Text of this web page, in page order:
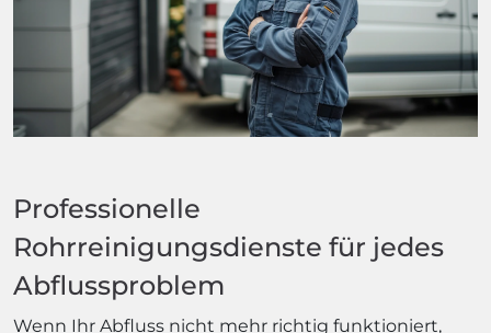
Professionelle
Rohrreinigungsdienste für jedes
Abflussproblem
Wenn Ihr Abfluss nicht mehr richtig funktioniert,